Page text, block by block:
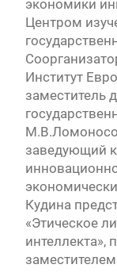
экономики
Центром
Институт
заместитель
заведующий
Кудина
«Этическое
интеллекта»,